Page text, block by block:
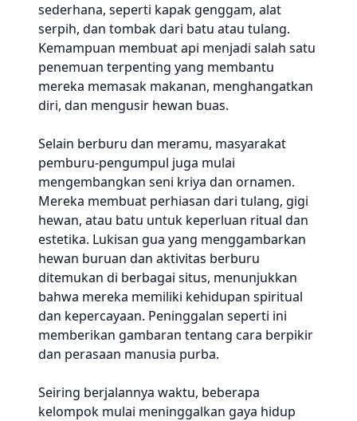
sederhana, seperti kapak genggam, alat
serpih, dan tombak dari batu atau tulang.
Kemampuan membuat api menjadi salah satu
penemuan terpenting yang membantu
mereka memasak makanan, menghangatkan
diri, dan mengusir hewan buas.
Selain berburu dan meramu, masyarakat
pemburu-pengumpul juga mulai
mengembangkan seni kriya dan ornamen.
Mereka membuat perhiasan dari tulang, gigi
hewan, atau batu untuk keperluan ritual dan
estetika. Lukisan gua yang menggambarkan
hewan buruan dan aktivitas berburu
ditemukan di berbagai situs, menunjukkan
bahwa mereka memiliki kehidupan spiritual
dan kepercayaan. Peninggalan seperti ini
memberikan gambaran tentang cara berpikir
dan perasaan manusia purba.
Seiring berjalannya waktu, beberapa
kelompok mulai meninggalkan gaya hidup